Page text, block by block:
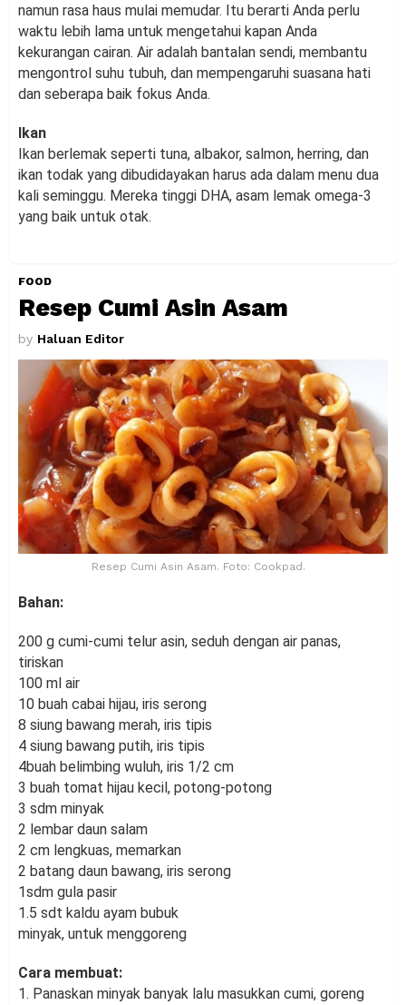
namun rasa haus mulai memudar. Itu berarti Anda perlu
waktu lebih lama untuk mengetahui kapan Anda
kekurangan cairan. Air adalah bantalan sendi, membantu
mengontrol suhu tubuh, dan mempengaruhi suasana hati
dan seberapa baik fokus Anda.
Ikan
Ikan berlemak seperti tuna, albakor, salmon, herring, dan
ikan todak yang dibudidayakan harus ada dalam menu dua
kali seminggu. Mereka tinggi DHA, asam lemak omega-3
yang baik untuk otak.
FOOD
Resep Cumi Asin Asam
by Haluan Editor
Resep Cumi Asin Asam. Foto: Cookpad.
Bahan:
200 g cumi-cumi telur asin, seduh dengan air panas,
tiriskan
100 ml air
10 buah cabai hijau, iris serong
8 siung bawang merah, iris tipis
4 siung bawang putih, iris tipis
4buah belimbing wuluh, iris 1/2 cm
3 buah tomat hijau kecil, potong-potong
3 sdm minyak
2 lembar daun salam
2 cm lengkuas, memarkan
2 batang daun bawang, iris serong
1sdm gula pasir
1.5 sdt kaldu ayam bubuk
minyak, untuk menggoreng
Cara membuat:
1. Panaskan minyak banyak lalu masukkan cumi, goreng